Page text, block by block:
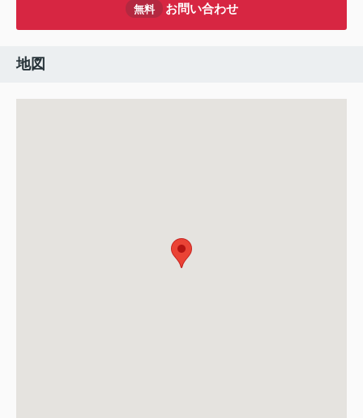
無料 お問い合わせ
地図